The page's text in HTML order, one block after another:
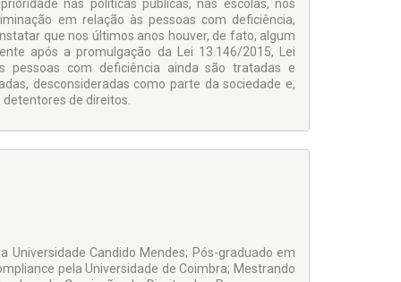
nas políticas públicas, nas escolas, nos
em relação às pessoas com deficiência,
que nos últimos anos houver, de fato, algum
após a promulgação da Lei 13.146/2015, Lei
pessoas com deficiência ainda são tratadas e
desconsideradas como parte da sociedade e,
de direitos.
Candido Mendes; Pós-graduado em
pela Universidade de Coimbra; Mestrando